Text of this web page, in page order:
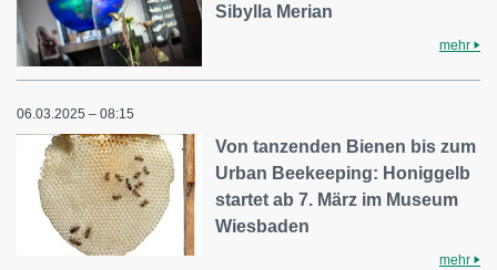
Sibylla Merian
mehr
06.03.2025 – 08:15
Von tanzenden Bienen bis zum
Urban Beekeeping: Honiggelb
startet ab 7. März im Museum
Wiesbaden
mehr